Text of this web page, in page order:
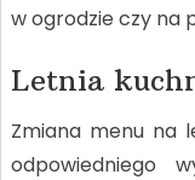
w ogrodzie czy na
Letnia
Zmiana menu na
odpowiedniego